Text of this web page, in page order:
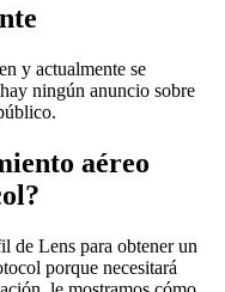
y actualmente se
ningún anuncio sobre
aéreo
de Lens para obtener un
porque necesitará